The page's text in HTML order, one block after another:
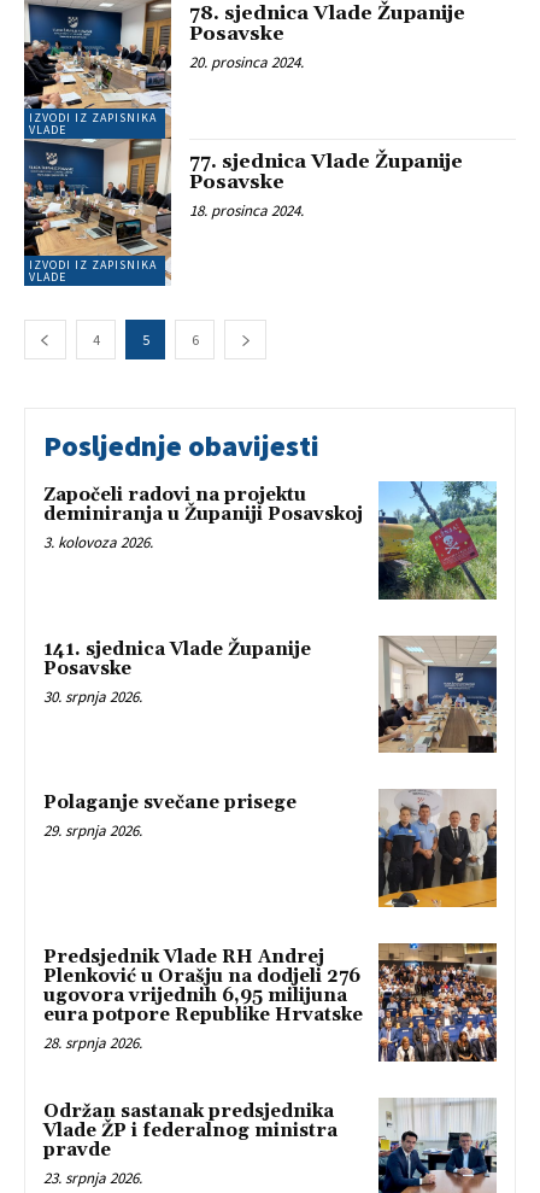
IZVODI IZ ZAPISNIKA
VLADE
78. sjednica Vlade Županije
Posavske
20. prosinca 2024.
IZVODI IZ ZAPISNIKA
VLADE
77. sjednica Vlade Županije
Posavske
18. prosinca 2024.
4 5 6
Posljednje obavijesti
Započeli radovi na projektu
deminiranja u Županiji Posavskoj
3. kolovoza 2026.
141. sjednica Vlade Županije
Posavske
30. srpnja 2026.
Polaganje svečane prisege
29. srpnja 2026.
Predsjednik Vlade RH Andrej
Plenković u Orašju na dodjeli 276
ugovora vrijednih 6,95 milijuna
eura potpore Republike Hrvatske
28. srpnja 2026.
Održan sastanak predsjednika
Vlade ŽP i federalnog ministra
pravde
23. srpnja 2026.